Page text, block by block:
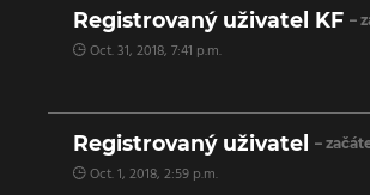
Registrovaný uživatel KF –
Oct. 31, 2018, 7:41 p.m.
Registrovaný uživatel –
Oct. 1, 2018, 2:59 p.m.